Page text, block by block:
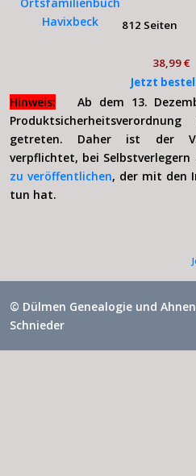
812 Seiten
38,99 €
Jetzt
Hinweis: Ab dem 13.
getreten. Daher ist der
verpflichtet, bei Selbstverlegern
zu veröffentlichen, der mit den
tun hat.
© Dülmen Genealogie und
Schnieder